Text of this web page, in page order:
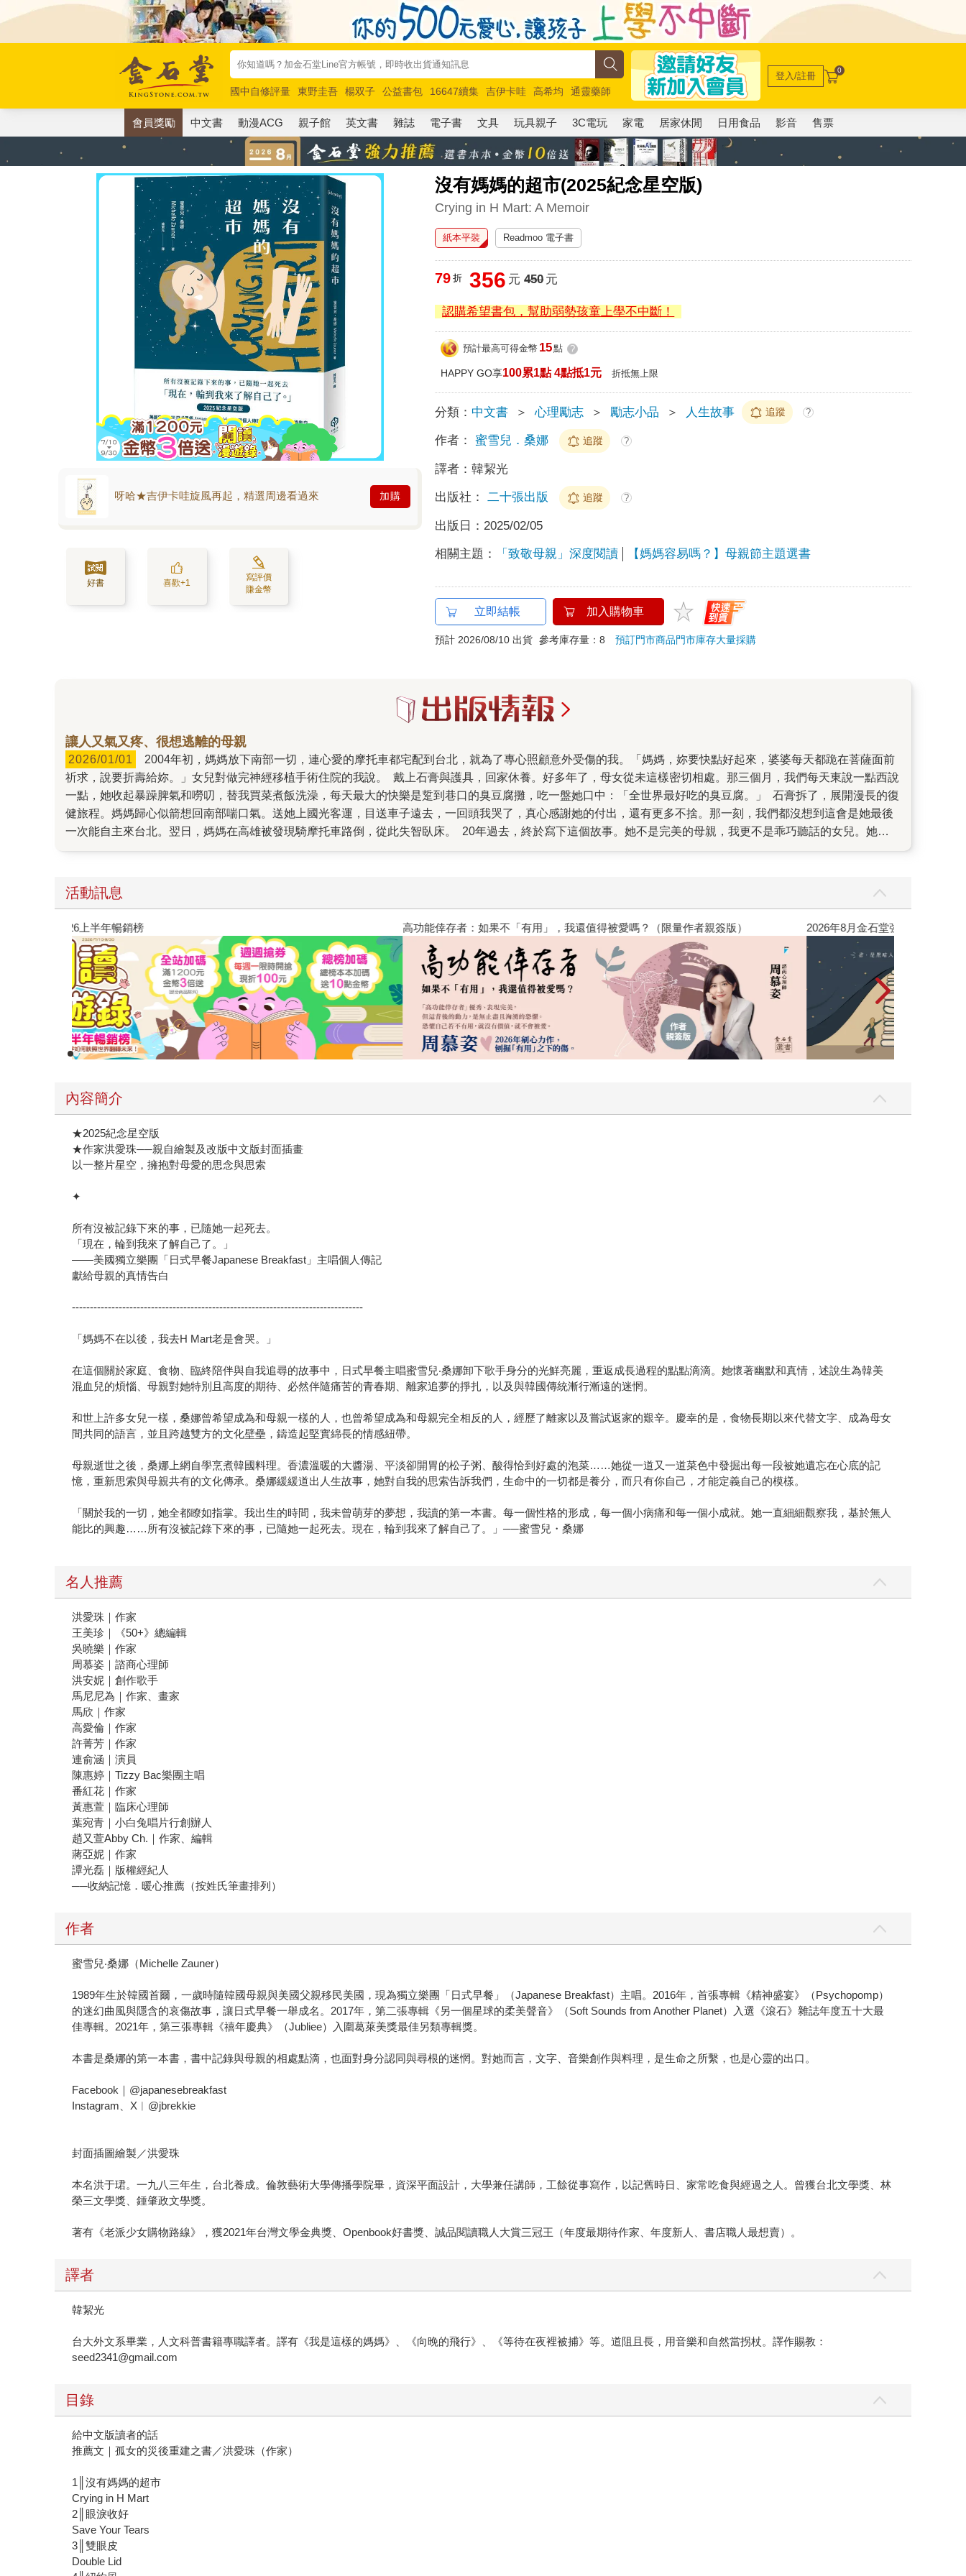
國中自修評量 東野圭吾 楊双子 公益書包 16647續集 吉伊卡哇 高希均
通靈藥師
唯紅花綻放
奧德賽 路邊攤新作 馬斯克 玩具總動員5 超慢跑
登入/註冊 0
會員獎勵 中文書 動漫ACG 親子館 英文書 雜誌 電子書 文具 玩具親子 3C電玩 家電 居家休閒 日用食品 影音 售票
沒有媽媽的超市(2025紀念星空版)
Crying in H Mart: A Memoir
呀哈★吉伊卡哇旋風再起，精選周邊看過來 加購
好書 喜歡+1
寫評價
賺金幣
紙本平裝 Readmoo 電子書
79 折 356 元 450元
認購希望書包，幫助弱勢孩童上學不中斷！
預計最高可得金幣 15點 ?
HAPPY GO享100累1點 4點抵1元 折抵無上限
分類： 中文書 ＞ 心理勵志 ＞ 勵志小品 ＞ 人生故事 追蹤 ?
作者： 蜜雪兒．桑娜 追蹤 ?
譯者：韓絜光
出版社： 二十張出版 追蹤 ?
出版日： 2025/02/05
相關主題： 「致敬母親」深度閱讀 【媽媽容易嗎？】母親節主題選書
立即結帳 加入購物車
預計 2026/08/10 出貨 參考庫存量：8預訂門市商品門市庫存大量採購
讓人又氣又疼、很想逃離的母親
2026/01/01
祈求，說要折壽給妳。」女兒對做完神經移植手術住院的我說。 戴上石膏與護具，回家休養。好多年了，母女從未這樣密切相處。那三個月，我們每天東說一點西說
一點，她收起暴躁脾氣和嘮叨，替我買菜煮飯洗澡，每天最大的快樂是踅到巷口的臭豆腐攤，吃一盤她口中：「全世界最好吃的臭豆腐。」 石膏拆了，展開漫長的復
健旅程。媽媽歸心似箭想回南部喘口氣。送她上國光客運，目送車子遠去，一回頭我哭了，真心感謝她的付出，還有更多不捨。那一刻，我們都沒想到這會是她最後
一次能自主來台北。翌日，媽媽在高雄被發現騎摩托車路倒，從此失智臥床。 20年過去，終於寫下這個故事。她不是完美的母親，我更不是乖巧聽話的女兒。她一
貴的心地。 希望你們喜歡這本書。封面選擇了「紅白塑膠袋」版本，媽媽的活力、偶爾的莽撞，每天騎著摩托車風風火火去買菜買小吃，這個封面充分傳達出來。
謝謝插畫家吳怡欣，她是很棒的藝術工作者以及母親，這是我們共同完成的作品。謝謝作家盧郁佳、王盛弘、藝評家謝佩霓，插畫家薛慧瑩、王春子的推薦。也謝謝
金石堂書店選為「一月選書」。 這是我們母女的故事，但或許也不只是。 12/23出版。阿母的農曆生日也是12/23，小小的數字巧合。沒有把握如果她仍在世會不會
喜歡這本書，很可能駡咧咧：「夭壽哦，這樣寫我，我那有這款『歹性地』。」
活動訊息
閱讀漫遊錄-2026上半年暢銷榜 高功能倖存者：如果不「有用」，我還值得被愛嗎？（限量作者親簽版） 2026年8月金石
內容簡介
★2025紀念星空版
★作家洪愛珠──親自繪製及改版中文版封面插畫
以一整片星空，擁抱對母愛的思念與思索
✦
所有沒被記錄下來的事，已隨她一起死去。
「現在，輪到我來了解自己了。」
——美國獨立樂團「日式早餐Japanese Breakfast」主唱個人傳記
獻給母親的真情告白
---------------------------------------------------------------------------------
「媽媽不在以後，我去H Mart老是會哭。」
在這個關於家庭、食物、臨終陪伴與自我追尋的故事中，日式早餐主唱蜜雪兒‧桑娜卸下歌手身分的光鮮亮麗，重返成長過程的點點滴滴。她懷著幽默和真情，述說生為韓美
混血兒的煩惱、母親對她特別且高度的期待、必然伴隨痛苦的青春期、離家追夢的掙扎，以及與韓國傳統漸行漸遠的迷惘。
和世上許多女兒一樣，桑娜曾希望成為和母親一樣的人，也曾希望成為和母親完全相反的人，經歷了離家以及嘗試返家的艱辛。慶幸的是，食物長期以來代替文字、成為母女
間共同的語言，並且跨越雙方的文化壁壘，鑄造起堅實綿長的情感紐帶。
母親逝世之後，桑娜上網自學烹煮韓國料理。香濃溫暖的大醬湯、平淡卻開胃的松子粥、酸得恰到好處的泡菜……她從一道又一道菜色中發掘出每一段被她遺忘在心底的記
憶，重新思索與母親共有的文化傳承。桑娜緩緩道出人生故事，她對自我的思索告訴我們，生命中的一切都是養分，而只有你自己，才能定義自己的模樣。
「關於我的一切，她全都瞭如指掌。我出生的時間，我未曾萌芽的夢想，我讀的第一本書。每一個性格的形成，每一個小病痛和每一個小成就。她一直細細觀察我，基於無人
能比的興趣……所有沒被記錄下來的事，已隨她一起死去。現在，輪到我來了解自己了。」──蜜雪兒・桑娜
名人推薦
洪愛珠｜作家
王美珍｜《50+》總編輯
吳曉樂｜作家
周慕姿｜諮商心理師
洪安妮｜創作歌手
馬尼尼為｜作家、畫家
馬欣｜作家
高愛倫｜作家
許菁芳｜作家
連俞涵｜演員
陳惠婷｜Tizzy Bac樂團主唱
番紅花｜作家
黃惠萱｜臨床心理師
葉宛青｜小白兔唱片行創辦人
趙又萱Abby Ch.｜作家、編輯
蔣亞妮｜作家
譚光磊｜版權經紀人
──收納記憶．暖心推薦（按姓氏筆畫排列）
作者
蜜雪兒‧桑娜（Michelle Zauner）
1989年生於韓國首爾，一歲時隨韓國母親與美國父親移民美國，現為獨立樂團「日式早餐」（Japanese Breakfast）主唱。2016年，首張專輯《精神盛宴》（Psychopomp）
的迷幻曲風與隱含的哀傷故事，讓日式早餐一舉成名。2017年，第二張專輯《另一個星球的柔美聲音》（Soft Sounds from Another Planet）入選《滾石》雜誌年度五十大最
佳專輯。2021年，第三張專輯《禧年慶典》（Jubliee）入圍葛萊美獎最佳另類專輯獎。
本書是桑娜的第一本書，書中記錄與母親的相處點滴，也面對身分認同與尋根的迷惘。對她而言，文字、音樂創作與料理，是生命之所繫，也是心靈的出口。
Facebook｜@japanesebreakfast
Instagram、X︱@jbrekkie
封面插圖繪製／洪愛珠
本名洪于珺。一九八三年生，台北養成。倫敦藝術大學傳播學院畢，資深平面設計，大學兼任講師，工餘從事寫作，以記舊時日、家常吃食與經過之人。曾獲台北文學獎、林
榮三文學獎、鍾肇政文學獎。
著有《老派少女購物路線》，獲2021年台灣文學金典獎、Openbook好書獎、誠品閱讀職人大賞三冠王（年度最期待作家、年度新人、書店職人最想賣）。
譯者
韓絜光
台大外文系畢業，人文科普書籍專職譯者。譯有《我是這樣的媽媽》、《向晚的飛行》、《等待在夜裡被捕》等。道阻且長，用音樂和自然當拐杖。譯作賜教：
seed2341@gmail.com
目錄
給中文版讀者的話
推薦文｜孤女的災後重建之書／洪愛珠（作家）
1║沒有媽媽的超市
Crying in H Mart
2║眼淚收好
Save Your Tears
3║雙眼皮
Double Lid